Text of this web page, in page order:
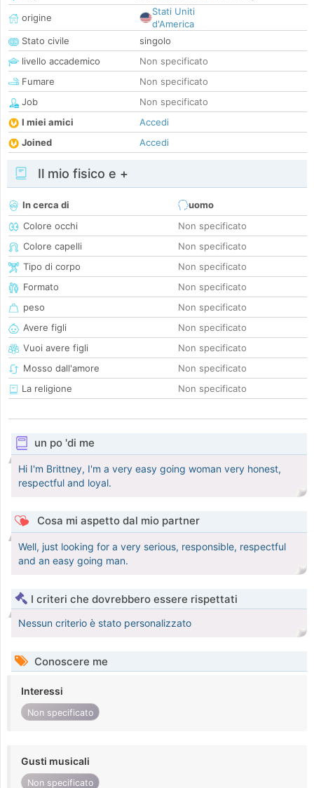
origine
Stati Uniti
d'America
Stato civile
singolo
livello accademico
Non specificato
Fumare
Non specificato
Job
Non specificato
I miei amici
Accedi
Joined
Accedi
Il mio fisico e +
In cerca di
uomo
Colore occhi
Non specificato
Colore capelli
Non specificato
Tipo di corpo
Non specificato
Formato
Non specificato
peso
Non specificato
Avere figli
Non specificato
Vuoi avere figli
Non specificato
Mosso dall'amore
Non specificato
La religione
Non specificato
un po 'di me
Hi I'm Brittney, I'm a very easy going woman very honest,
respectful and loyal.
Cosa mi aspetto dal mio partner
Well, just looking for a very serious, responsible, respectful
and an easy going man.
I criteri che dovrebbero essere rispettati
Nessun criterio è stato personalizzato
Conoscere me
Interessi
Non specificato
Gusti musicali
Non specificato